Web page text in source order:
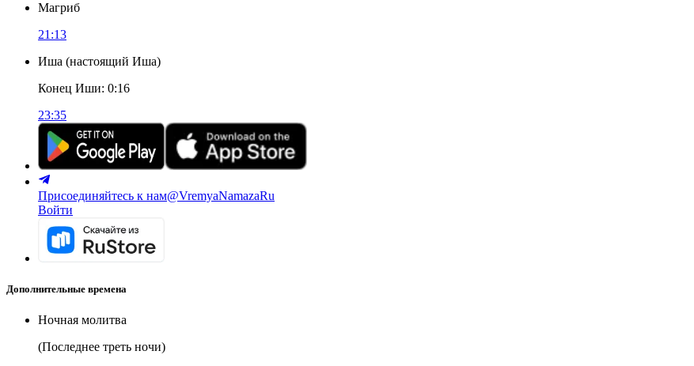
Магриб
21:13
Иша (настоящий Иша)
Конец Иши: 0:16
23:35
Присоединяйтесь к нам@VremyaNamazaRu
Войти
Дополнительные времена
Ночная молитва
(Последнее треть ночи)